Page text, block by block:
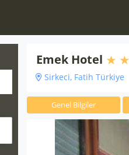
Emek Hotel
Sirkeci, Fatih Türkiye
Genel Bilgiler